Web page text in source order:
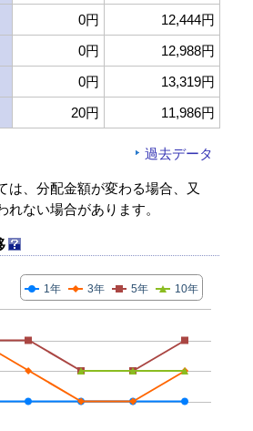
0円
12,444円
0円
12,988円
0円
13,319円
20円 11,986円
過去データ
は、分配金額が変わる場合、又
れない場合があります。
1年 3年 5年 10年